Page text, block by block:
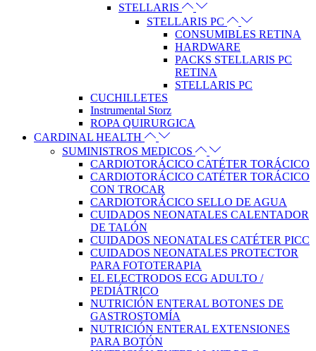
STELLARIS
STELLARIS PC
CONSUMIBLES RETINA
HARDWARE
PACKS STELLARIS PC
RETINA
STELLARIS PC
CUCHILLETES
Instrumental Storz
ROPA QUIRURGICA
CARDINAL HEALTH
SUMINISTROS MEDICOS
CARDIOTORÁCICO CATÉTER TORÁCICO
CARDIOTORÁCICO CATÉTER TORÁCICO
CON TROCAR
CARDIOTORÁCICO SELLO DE AGUA
CUIDADOS NEONATALES CALENTADOR
DE TALÓN
CUIDADOS NEONATALES CATÉTER PICC
CUIDADOS NEONATALES PROTECTOR
PARA FOTOTERAPIA
EL ELECTRODOS ECG ADULTO /
PEDIÁTRICO
NUTRICIÓN ENTERAL BOTONES DE
GASTROSTOMÍA
NUTRICIÓN ENTERAL EXTENSIONES
PARA BOTÓN